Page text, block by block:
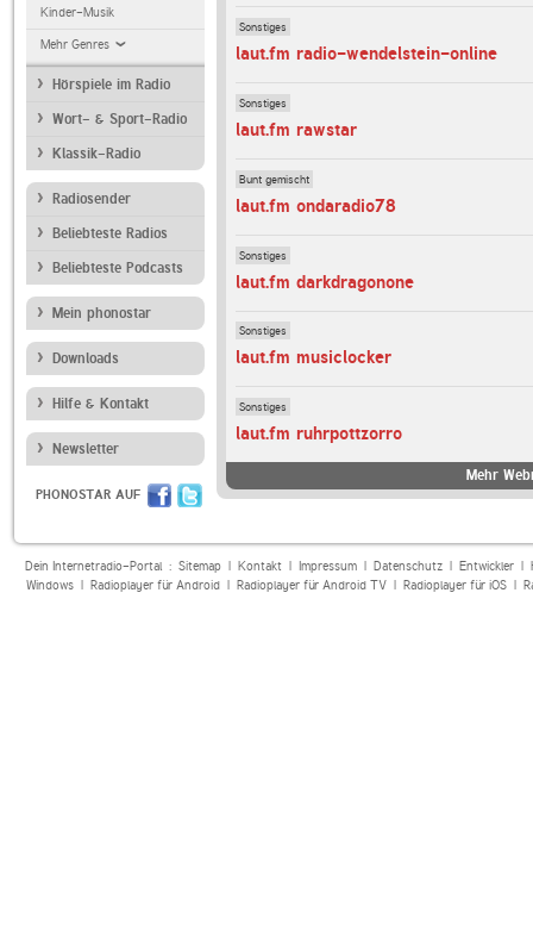
Kinder-Musik
Mehr Genres
Hörspiele im Radio
Wort- & Sport-Radio
Klassik-Radio
Radiosender
Beliebteste Radios
Beliebteste Podcasts
Mein phonostar
Downloads
Hilfe & Kontakt
Newsletter
PHONOSTAR AUF
Sonstiges
laut.fm radio-wendelstein-online
Sonstiges
laut.fm rawstar
Bunt gemischt
laut.fm ondaradio78
Sonstiges
laut.fm darkdragonone
Sonstiges
laut.fm musiclocker
Sonstiges
laut.fm ruhrpottzorro
Mehr
Dein Internetradio-Portal : Sitemap| Kontakt| Impressum| Datenschutz| Entwickler|
Windows| Radioplayer für Android| Radioplayer für Android TV| Radioplayer für iOS|